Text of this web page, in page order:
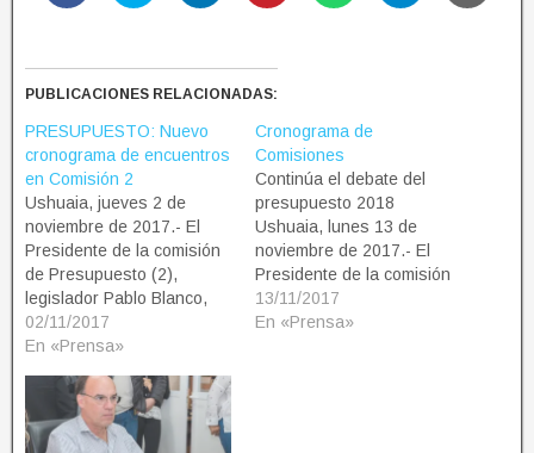
PUBLICACIONES RELACIONADAS:
PRESUPUESTO: Nuevo
cronograma de encuentros
en Comisión 2
Ushuaia, jueves 2 de
noviembre de 2017.- El
Presidente de la comisión
de Presupuesto (2),
legislador Pablo Blanco,
informó sobre el nuevo
cronograma de reuniones,
debate del Proyecto de
Presupuesto 2018. Martes
11 de noviembre - 10
02/11/2017
En «Prensa»
Cronograma de
Comisiones
Continúa el debate del
presupuesto 2018
Ushuaia, lunes 13 de
noviembre de 2017.- El
Presidente de la comisión
de Presupuesto (2),
legislador Pablo Blanco,
13/11/2017
En «Prensa»